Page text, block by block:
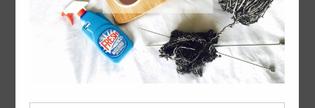
ACTUALIZACIÓN COMUNICADO DE PRENSA
STEVE MADDEN
IT´S A MOOD FALL 2024 BY